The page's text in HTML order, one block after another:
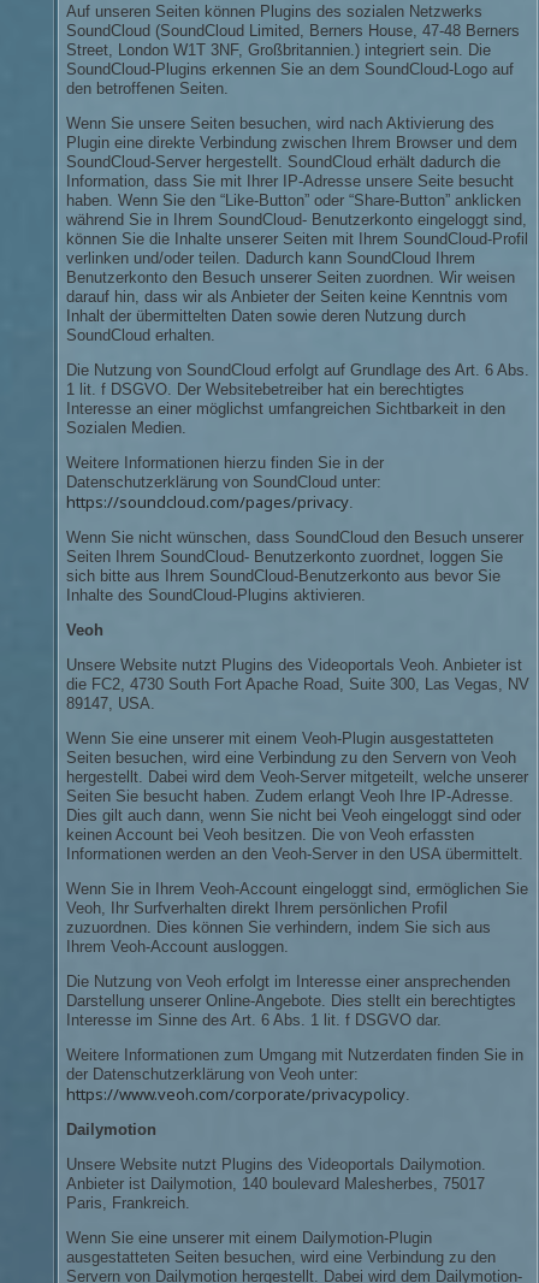
Auf unseren Seiten können Plugins des sozialen Netzwerks
SoundCloud (SoundCloud Limited, Berners House, 47-48 Berners
Street, London W1T 3NF, Großbritannien.) integriert sein. Die
SoundCloud-Plugins erkennen Sie an dem SoundCloud-Logo auf
den betroffenen Seiten.
Wenn Sie unsere Seiten besuchen, wird nach Aktivierung des
Plugin eine direkte Verbindung zwischen Ihrem Browser und dem
SoundCloud-Server hergestellt. SoundCloud erhält dadurch die
Information, dass Sie mit Ihrer IP-Adresse unsere Seite besucht
haben. Wenn Sie den “Like-Button” oder “Share-Button” anklicken
während Sie in Ihrem SoundCloud- Benutzerkonto eingeloggt sind,
können Sie die Inhalte unserer Seiten mit Ihrem SoundCloud-Profil
verlinken und/oder teilen. Dadurch kann SoundCloud Ihrem
Benutzerkonto den Besuch unserer Seiten zuordnen. Wir weisen
darauf hin, dass wir als Anbieter der Seiten keine Kenntnis vom
Inhalt der übermittelten Daten sowie deren Nutzung durch
SoundCloud erhalten.
Die Nutzung von SoundCloud erfolgt auf Grundlage des Art. 6 Abs.
1 lit. f DSGVO. Der Websitebetreiber hat ein berechtigtes
Interesse an einer möglichst umfangreichen Sichtbarkeit in den
Sozialen Medien.
Weitere Informationen hierzu finden Sie in der
Datenschutzerklärung von SoundCloud unter:
https://soundcloud.com/pages/privacy
Wenn Sie nicht wünschen, dass SoundCloud den Besuch unserer
Seiten Ihrem SoundCloud- Benutzerkonto zuordnet, loggen Sie
sich bitte aus Ihrem SoundCloud-Benutzerkonto aus bevor Sie
Inhalte des SoundCloud-Plugins aktivieren.
Veoh
Unsere Website nutzt Plugins des Videoportals Veoh. Anbieter ist
die FC2, 4730 South Fort Apache Road, Suite 300, Las Vegas, NV
89147, USA.
Wenn Sie eine unserer mit einem Veoh-Plugin ausgestatteten
Seiten besuchen, wird eine Verbindung zu den Servern von Veoh
hergestellt. Dabei wird dem Veoh-Server mitgeteilt, welche unserer
Seiten Sie besucht haben. Zudem erlangt Veoh Ihre IP-Adresse.
Dies gilt auch dann, wenn Sie nicht bei Veoh eingeloggt sind oder
keinen Account bei Veoh besitzen. Die von Veoh erfassten
Informationen werden an den Veoh-Server in den USA übermittelt.
Wenn Sie in Ihrem Veoh-Account eingeloggt sind, ermöglichen Sie
Veoh, Ihr Surfverhalten direkt Ihrem persönlichen Profil
zuzuordnen. Dies können Sie verhindern, indem Sie sich aus
Ihrem Veoh-Account ausloggen.
Die Nutzung von Veoh erfolgt im Interesse einer ansprechenden
Darstellung unserer Online-Angebote. Dies stellt ein berechtigtes
Interesse im Sinne des Art. 6 Abs. 1 lit. f DSGVO dar.
Weitere Informationen zum Umgang mit Nutzerdaten finden Sie in
der Datenschutzerklärung von Veoh unter:
https://www.veoh.com/corporate/privacypolicy
Dailymotion
Unsere Website nutzt Plugins des Videoportals Dailymotion.
Anbieter ist Dailymotion, 140 boulevard Malesherbes, 75017
Paris, Frankreich.
Wenn Sie eine unserer mit einem Dailymotion-Plugin
ausgestatteten Seiten besuchen, wird eine Verbindung zu den
Servern von Dailymotion hergestellt. Dabei wird dem Dailymotion-